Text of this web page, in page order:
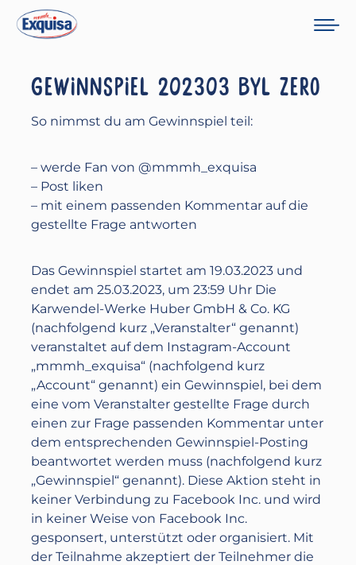
GEWINNSPIEL 202303 BYL ZERO
So nimmst du am Gewinnspiel teil:
– werde Fan von @mmmh_exquisa
– Post liken
– mit einem passenden Kommentar auf die
gestellte Frage antworten
Das Gewinnspiel startet am 19.03.2023 und
endet am 25.03.2023, ‪um 23:59 Uhr Die
Karwendel-Werke Huber GmbH & Co. KG
(nachfolgend kurz „Veranstalter“ genannt)
veranstaltet auf dem Instagram-Account
„mmmh_exquisa“ (nachfolgend kurz
„Account“ genannt) ein Gewinnspiel, bei dem
eine vom Veranstalter gestellte Frage durch
einen zur Frage passenden Kommentar unter
dem entsprechenden Gewinnspiel-Posting
beantwortet werden muss (nachfolgend kurz
„Gewinnspiel“ genannt). Diese Aktion steht in
keiner Verbindung zu Facebook Inc. und wird
in keiner Weise von Facebook Inc.
gesponsert, unterstützt oder organisiert. Mit
der Teilnahme akzeptiert der Teilnehmer die